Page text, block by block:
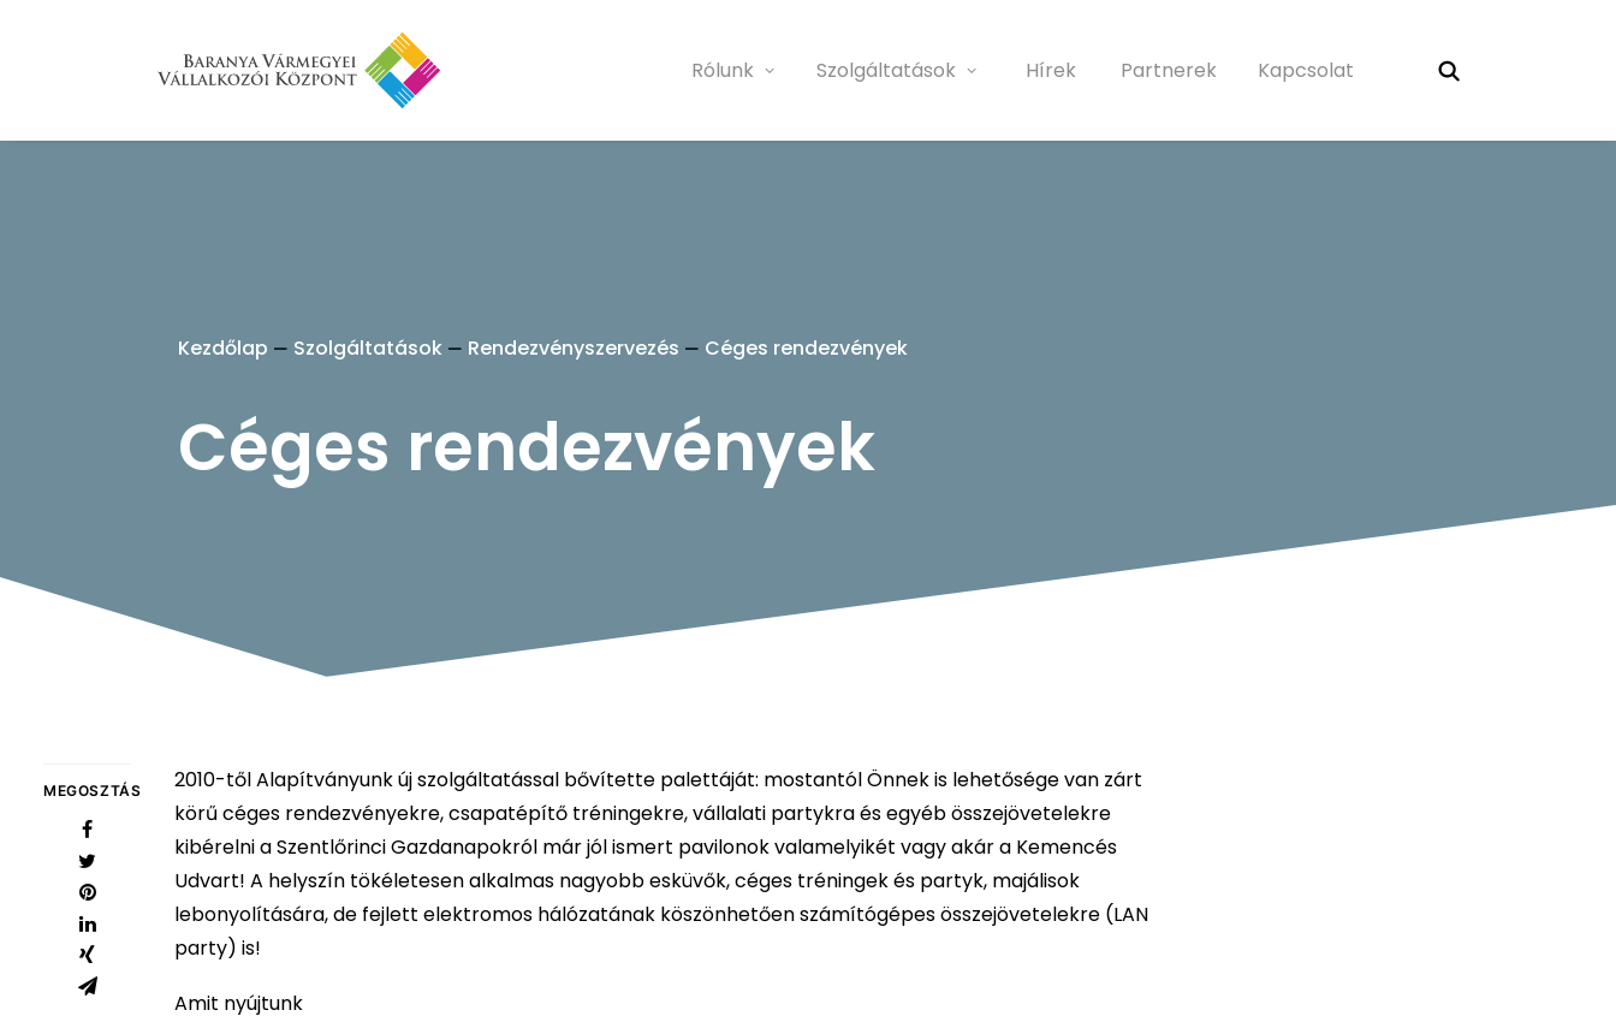
Rólunk Szolgáltatások Hírek Partnerek Kapcsolat
Kezdőlap Szolgáltatások Rendezvényszervezés Céges rendezvények
Céges rendezvények
MEGOSZTÁS
2010-től Alapítványunk új szolgáltatással bővítette palettáját: mostantól Önnek is lehetősége van zárt
körű céges rendezvényekre, csapatépítő tréningekre, vállalati partykra és egyéb összejövetelekre
kibérelni a Szentlőrinci Gazdanapokról már jól ismert pavilonok valamelyikét vagy akár a Kemencés
Udvart! A helyszín tökéletesen alkalmas nagyobb esküvők, céges tréningek és partyk, majálisok
lebonyolítására, de fejlett elektromos hálózatának köszönhetően számítógépes összejövetelekre (LAN
party) is!
Amit nyújtunk